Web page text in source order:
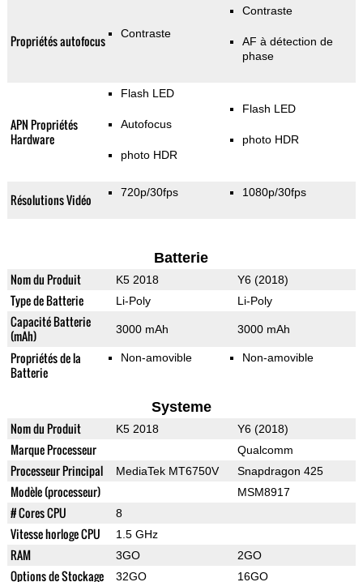
Propriétés autofocus Contraste
Contraste
AF à détection de
phase
APN Propriétés
Hardware
Flash LED
Autofocus
photo HDR
Flash LED
photo HDR
Résolutions Vidéo 720p/30fps 1080p/30fps
Batterie
Nom du Produit K5 2018 Y6 (2018)
Type de Batterie Li-Poly Li-Poly
Capacité Batterie
(mAh)
3000 mAh 3000 mAh
Propriétés de la
Batterie
Non-amovible Non-amovible
Systeme
Nom du Produit K5 2018 Y6 (2018)
Marque Processeur Qualcomm
Processeur Principal MediaTek MT6750V Snapdragon 425
Modèle (processeur) MSM8917
# Cores CPU 8
Vitesse horloge CPU 1.5 GHz
RAM 3GO 2GO
Options de Stockage 32GO 16GO